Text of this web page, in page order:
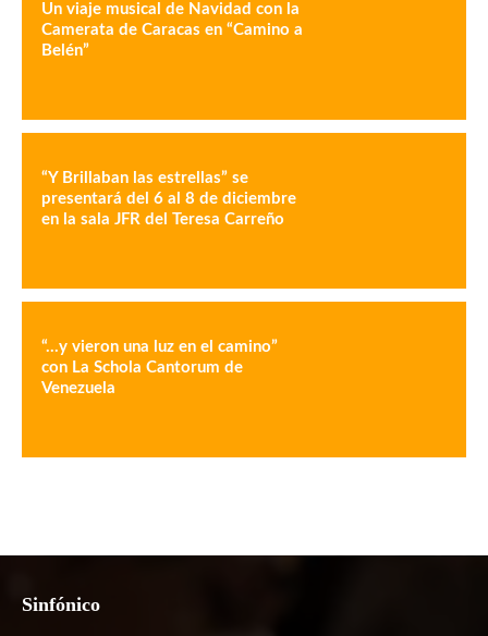
Un viaje musical de Navidad con la
Camerata de Caracas en “Camino a
Belén”
“Y Brillaban las estrellas” se
presentará del 6 al 8 de diciembre
en la sala JFR del Teresa Carreño
“…y vieron una luz en el camino”
con La Schola Cantorum de
Venezuela
Sinfónico